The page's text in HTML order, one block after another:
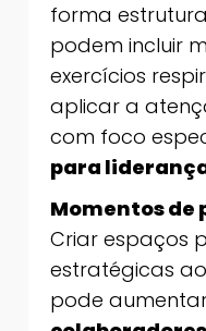
forma
podem incluir
exercícios
aplicar a
com foco
para
Momentos de
Criar espaços
estratégicas
pode